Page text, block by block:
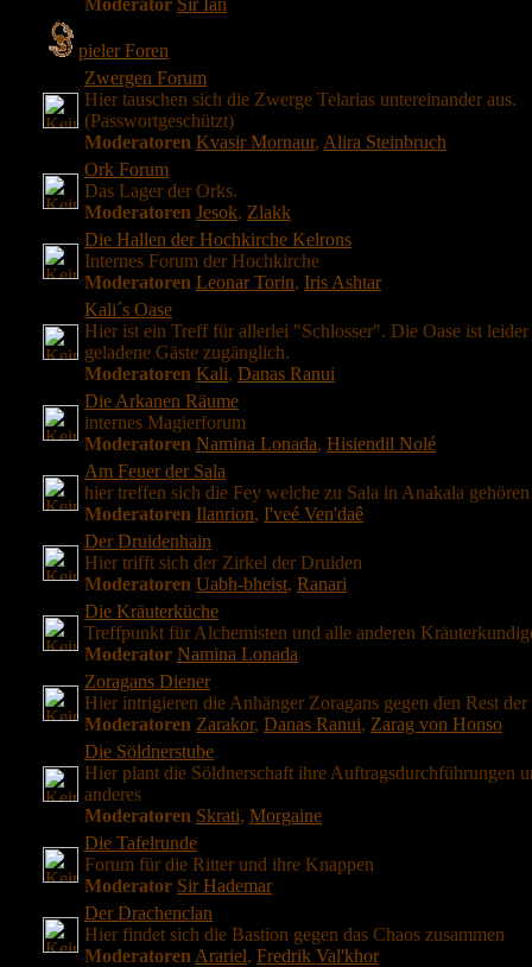
Moderator Sir Ian
pieler Foren
Zwergen Forum
Hier tauschen sich die Zwerge Telarias untereinander aus.
(Passwortgeschützt)
Moderatoren Kvasir Mornaur, Alira Steinbruch
Ork Forum
Das Lager der Orks.
Moderatoren Jesok, Zlakk
Die Hallen der Hochkirche Kelrons
Internes Forum der Hochkirche
Moderatoren Leonar Torin, Iris Ashtar
Kali´s Oase
Hier ist ein Treff für allerlei "Schlosser". Die Oase ist
geladene Gäste zugänglich.
Moderatoren Kali, Danas Ranui
Die Arkanen Räume
internes Magierforum
Moderatoren Namina Lonada, Hisiendil Nolé
Am Feuer der Sala
hier treffen sich die Fey welche zu Sala in Anakala gehören
Moderatoren Ilanrion, I'veé Ven'daê
Der Druidenhain
Hier trifft sich der Zirkel der Druiden
Moderatoren Uabh-bheist, Ranari
Die Kräuterküche
Treffpunkt für Alchemisten und alle anderen
Moderator Namina Lonada
Zoragans Diener
Hier intrigieren die Anhänger Zoragans gegen den Rest der
Moderatoren Zarakor, Danas Ranui, Zarag von Honso
Die Söldnerstube
Hier plant die Söldnerschaft ihre Auftragsdurchführungen
anderes
Moderatoren Skrati, Morgaine
Die Tafelrunde
Forum für die Ritter und ihre Knappen
Moderator Sir Hademar
Der Drachenclan
Hier findet sich die Bastion gegen das Chaos zusammen
Moderatoren Arariel, Fredrik Val'khor